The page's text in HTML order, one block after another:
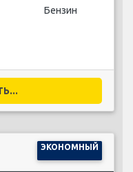
Бензин
ЭКОНОМНЫЙ